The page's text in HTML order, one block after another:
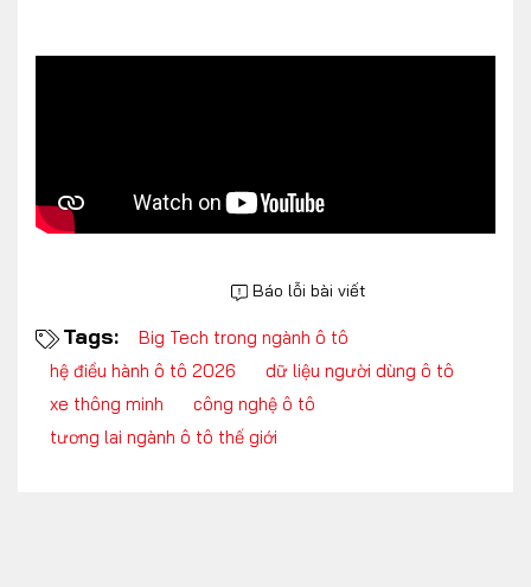
CONTACT US
0972271616
ngocvu.vneconomy@gmail.com
Báo lỗi bài viết
Tags:
Big Tech trong ngành ô tô
hệ điều hành ô tô 2026
dữ liệu người dùng ô tô
xe thông minh
công nghệ ô tô
tương lai ngành ô tô thế giới